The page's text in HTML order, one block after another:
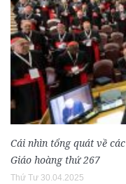
Cái nhìn tổng quát về
Giáo hoàng thứ 267
Thứ Tư 30.04.2025